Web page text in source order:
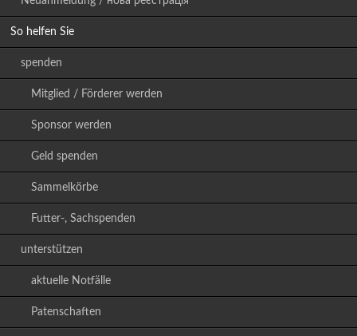
So helfen Sie
spenden
Mitglied / Förderer werden
Sponsor werden
Geld spenden
Sammelkörbe
Futter-, Sachspenden
unterstützen
aktuelle Notfälle
Patenschaften